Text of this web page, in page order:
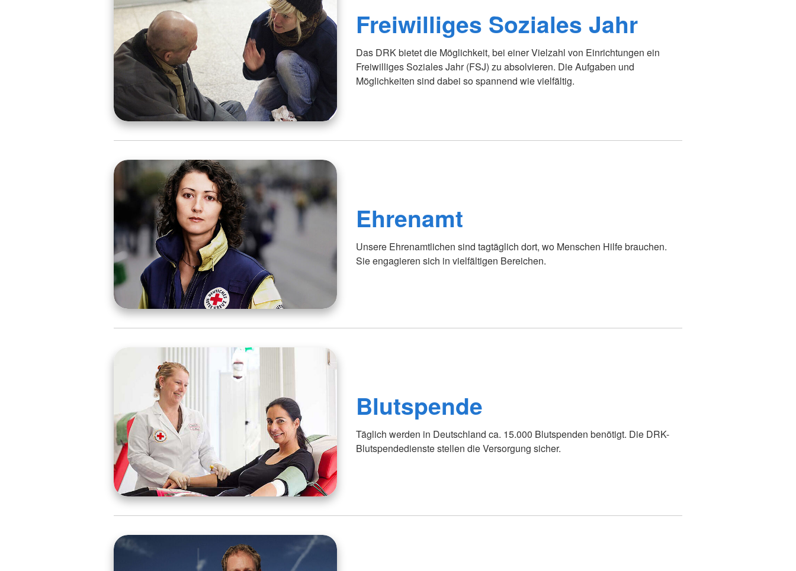
Freiwilliges Soziales Jahr
Das DRK bietet die Möglichkeit, bei einer Vielzahl von Einrichtungen ein
Freiwilliges Soziales Jahr (FSJ) zu absolvieren. Die Aufgaben und
Möglichkeiten sind dabei so spannend wie vielfältig.
Ehrenamt
Unsere Ehrenamtlichen sind tagtäglich dort, wo Menschen Hilfe brauchen.
Sie engagieren sich in vielfältigen Bereichen.
Blutspende
Täglich werden in Deutschland ca. 15.000 Blutspenden benötigt. Die DRK-
Blutspendedienste stellen die Versorgung sicher.